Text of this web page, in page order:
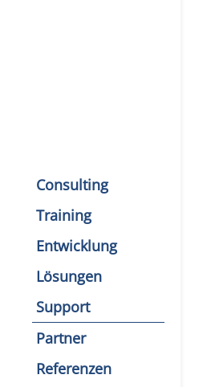
Consulting
Training
Entwicklung
Lösungen
Support
Partner
Referenzen